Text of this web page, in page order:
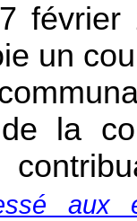
février
un
la
aux